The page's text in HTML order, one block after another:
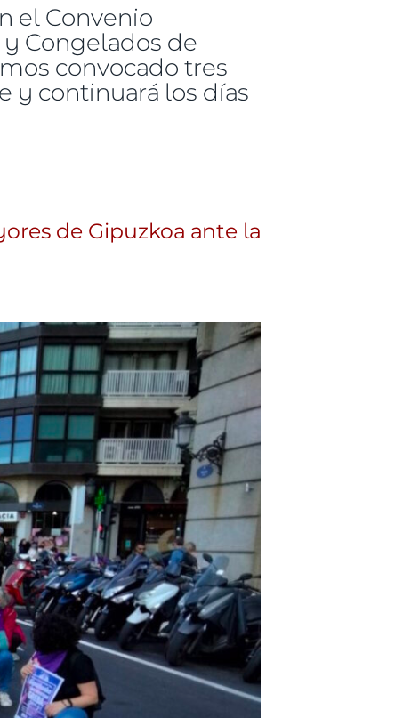
el Convenio
Congelados de
convocado tres
y continuará los días
de Gipuzkoa los días 1, 5 y 7 de diciembre por el
de Gipuzkoa ante la